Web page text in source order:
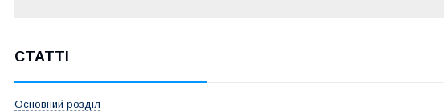
СТАТТІ
Основний розділ